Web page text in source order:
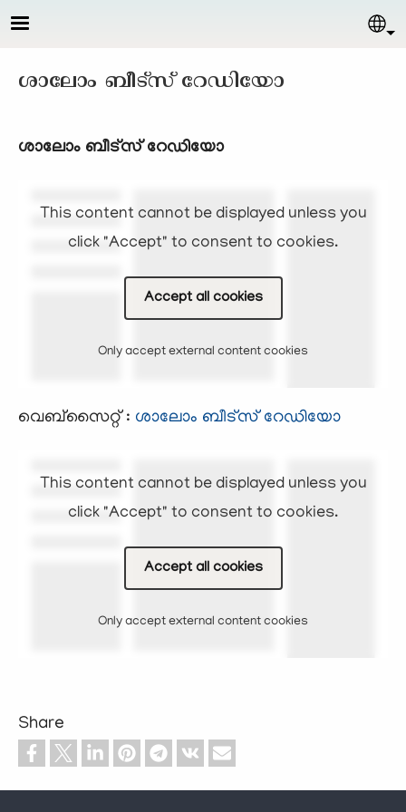
Skip to main content
ശാലോം ബീട്സ് റേഡിയോ
ശാലോം ബീട്സ് റേഡിയോ
This content cannot be displayed unless you
click "Accept" to consent to cookies.
Accept all cookies
Only accept external content cookies
വെബ്സൈറ്റ് : ശാലോം ബീട്സ് റേഡിയോ
This content cannot be displayed unless you
click "Accept" to consent to cookies.
Accept all cookies
Only accept external content cookies
Share